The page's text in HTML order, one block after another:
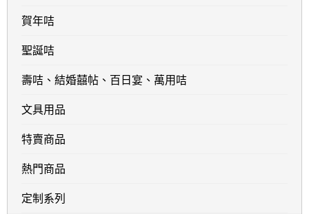
賀年咭
聖誕咭
壽咭、結婚囍帖、百日宴、萬用咭
文具用品
特賣商品
熱門商品
定制系列